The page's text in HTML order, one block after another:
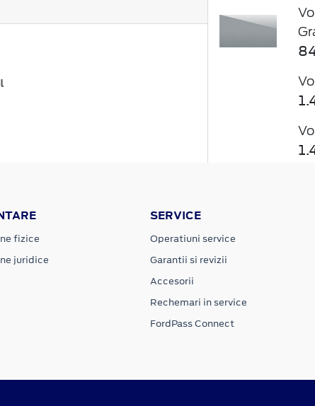
fizice
juridice
SERVICE
Operatiuni service
Garantii si revizii
Accesorii
Rechemari in service
FordPass Connect